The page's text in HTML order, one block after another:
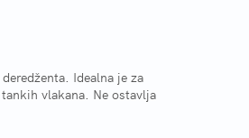
Idealna je za
vlakana. Ne ostavlja